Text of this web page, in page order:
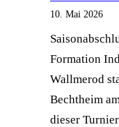
10. Mai 2026
Formation
Wallmerod
Bechtheim
dieser